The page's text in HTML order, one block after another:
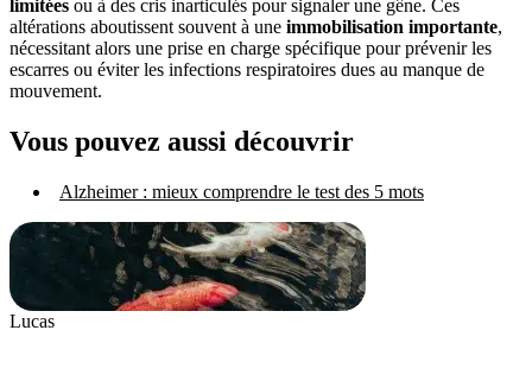
limitées ou à des cris inarticulés pour signaler une gêne. Ces
altérations aboutissent souvent à une immobilisation importante,
nécessitant alors une prise en charge spécifique pour prévenir les
escarres ou éviter les infections respiratoires dues au manque de
mouvement.
Vous pouvez aussi découvrir
Alzheimer : mieux comprendre le test des 5 mots
Lucas